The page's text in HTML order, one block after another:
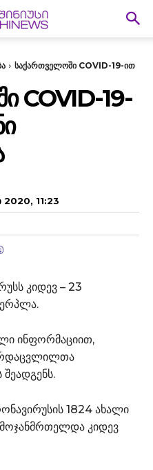
საქართველოში COVID-19-ით
COVID-19-
2020, 11:23
კიდევ – 23
ინფორმაციით,
1824 ახალი
კიდევ